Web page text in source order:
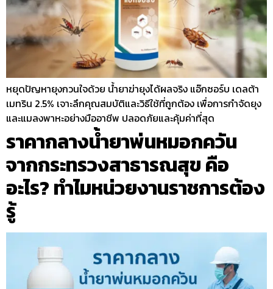
หยุดปัญหายุงกวนใจด้วย น้ำยาฆ่ายุงได้ผลจริง แอ๊กซอร์บ เดลต้า
เมทริน 2.5% เจาะลึกคุณสมบัติและวิธีใช้ที่ถูกต้อง เพื่อการกำจัดยุง
และแมลงพาหะอย่างมืออาชีพ ปลอดภัยและคุ้มค่าที่สุด
ราคากลางน้ำยาพ่นหมอกควัน
จากกระทรวงสาธารณสุข คือ
อะไร? ทำไมหน่วยงานราชการต้อง
รู้